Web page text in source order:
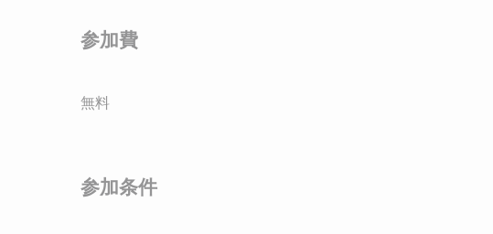
参加費
無料
参加条件